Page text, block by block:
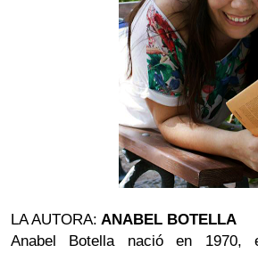
LA AUTORA: ANABEL BOTELLA
Anabel Botella nació en 1970,